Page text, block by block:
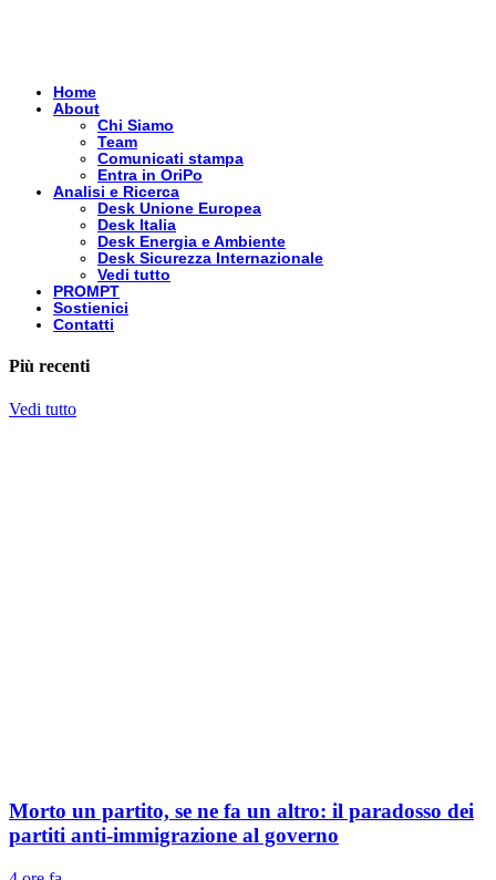
Home
About
Chi Siamo
Team
Comunicati stampa
Entra in OriPo
Analisi e Ricerca
Desk Unione Europea
Desk Italia
Desk Energia e Ambiente
Desk Sicurezza Internazionale
Vedi tutto
PROMPT
Sostienici
Contatti
Più recenti
Vedi tutto
Morto un partito, se ne fa un altro: il paradosso dei
partiti anti-immigrazione al governo